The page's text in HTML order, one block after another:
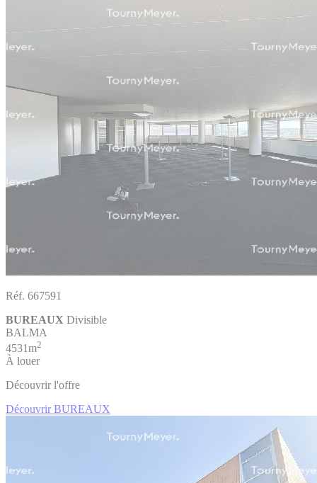
Réf. 667591
BUREAUX Divisible
BALMA
4531m2
À louer
Découvrir l'offre
Découvrir BUREAUX